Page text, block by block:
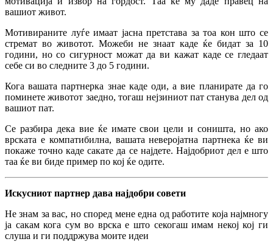
вашиот живот.
Мотивираните луѓе имаат јасна претстава за тоа кон што се
стремат во животот. Можеби не знаат каде ќе бидат за 10
години, но со сигурност можат да ви кажат каде се гледаат
себе си во следните 3 до 5 години.
Кога вашата партнерка знае каде оди, а вие планирате да го
поминете животот заедно, тогаш нејзиниот пат станува дел од
вашиот пат.
Се разбира дека вие ќе имате свои цели и соништа, но ако
врската е компатибилна, вашата неверојатна партнека ќе ви
покаже точно каде сакате да се најдете. Најдобриот дел е што
таа ќе ви биде пример по кој ќе одите.
Искусниот партнер дава најдобри совети
Не знам за вас, но според мене една од работите која најмногу
ја сакам кога сум во врска е што секогаш имам некој кој ги
слуша и ги поддржува моите идеи